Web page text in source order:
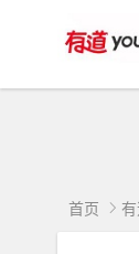
首页